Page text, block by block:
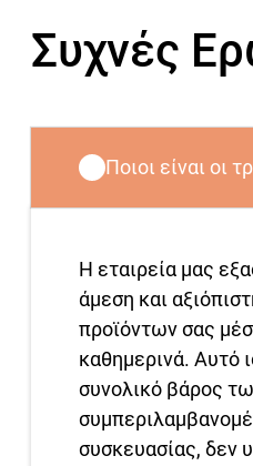
Συχνές
Ποιοι είναι οι
Η εταιρεία μας
άμεση και
προϊόντων σας
καθημερινά. Αυτό
συνολικό βάρος
συσκευασίας, δεν